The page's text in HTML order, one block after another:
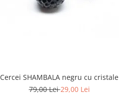
Cercei SHAMBALA negru cu cristale
79,00 Lei29,00 Lei